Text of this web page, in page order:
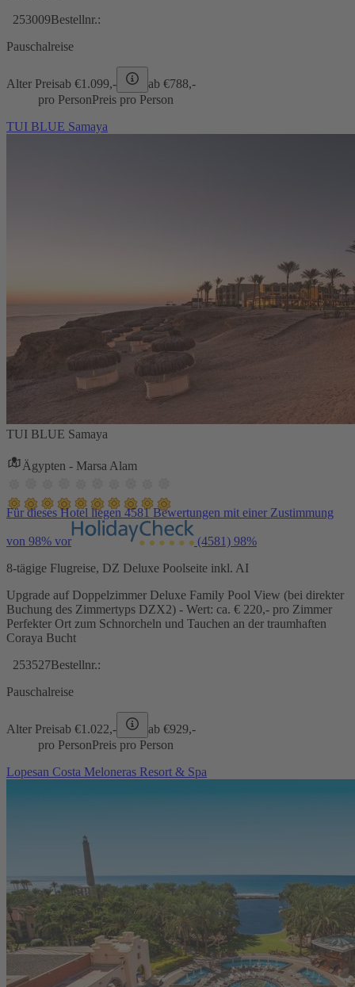
253009Bestellnr.:
Pauschalreise
Alter Preisab €1.099,- ab €788,-
pro PersonPreis pro Person
TUI BLUE Samaya
TUI BLUE Samaya
Ägypten - Marsa Alam
Für dieses Hotel liegen 4581 Bewertungen mit einer Zustimmung
von 98% vor (4581) 98%
8-tägige Flugreise, DZ Deluxe Poolseite inkl. AI
Upgrade auf Doppelzimmer Deluxe Family Pool View (bei direkter
Buchung des Zimmertyps DZX2) - Wert: ca. € 220,- pro Zimmer
Perfekter Ort zum Schnorcheln und Tauchen an der traumhaften
Coraya Bucht
253527Bestellnr.:
Pauschalreise
Alter Preisab €1.022,- ab €929,-
pro PersonPreis pro Person
Lopesan Costa Meloneras Resort & Spa